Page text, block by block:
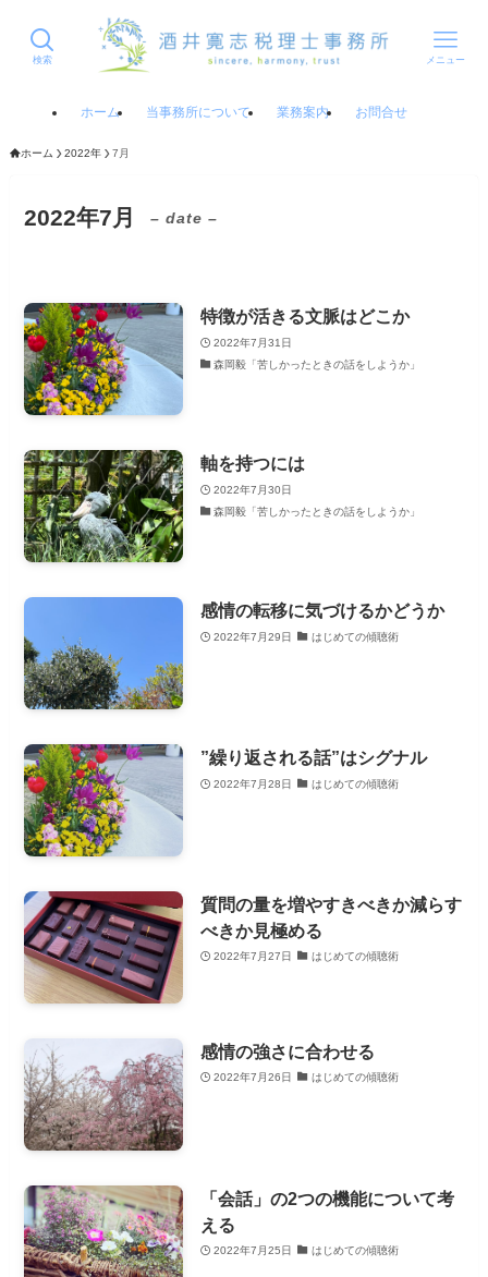
検索 メニュー
ホーム 当事務所について 業務案内 お問合せ
ホーム 2022年 7月
2022年7月 – date –
特徴が活きる文脈はどこか
2022年7月31日
森岡毅「苦しかったときの話をしようか」
軸を持つには
2022年7月30日
森岡毅「苦しかったときの話をしようか」
感情の転移に気づけるかどうか
2022年7月29日 はじめての傾聴術
”繰り返される話”はシグナル
2022年7月28日 はじめての傾聴術
質問の量を増やすきべきか減らす
べきか見極める
2022年7月27日 はじめての傾聴術
感情の強さに合わせる
2022年7月26日 はじめての傾聴術
「会話」の2つの機能について考
える
2022年7月25日 はじめての傾聴術